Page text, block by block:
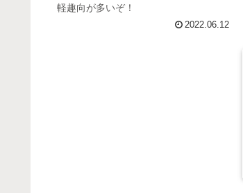
軽趣向が多いぞ！
2022.06.12